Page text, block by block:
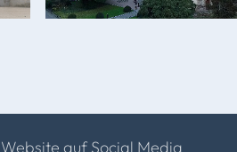
Website auf Social Media